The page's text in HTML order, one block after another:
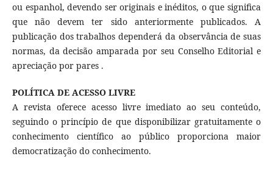
ou espanhol, devendo ser originais e inéditos, o que significa
que não devem ter sido anteriormente publicados. A
publicação dos trabalhos dependerá da observância de suas
normas, da decisão amparada por seu Conselho Editorial e
apreciação por pares .
POLÍTICA DE ACESSO LIVRE
A revista oferece acesso livre imediato ao seu conteúdo,
seguindo o princípio de que disponibilizar gratuitamente o
conhecimento científico ao público proporciona maior
democratização do conhecimento.